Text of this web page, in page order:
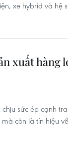
xe hybrid và hệ
xuất hàng
sức ép cạnh
còn là tín hiệu